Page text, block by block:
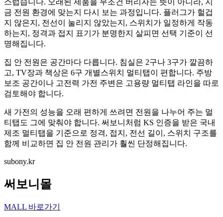
스럽습니다. 오래된 제품을 무조건 버리자는 뜻이 아니라, 지
금 전원 환경에 맞는지 다시 보는 과정입니다. 플러그가 헐겁
지 않은지, 전선이 눌리지 않았는지, 스위치가 일정하게 작동
하는지, 정격과 접지 표기가 분명한지 살피면 선택 기준이 선
명해집니다.
집 안 전원은 공간마다 다릅니다. 침실은 2구나 3구가 깔끔하
고, TV장과 책상은 6구 개별스위치 멀티탭이 편합니다. 주방
보조 공간이나 고전력 가전 주변은 고용량 멀티탭 라인을 따로
검토해야 합니다.
새 가전의 성능을 오래 편하게 쓰려면 전원을 나누어 주는 멀
티탭도 그에 맞춰야 합니다. 써보니처럼 KS 인증을 받은 국내
제조 멀티탭을 기준으로 정격, 접지, 전선 길이, 스위치 구조를
함께 비교하면 집 안 전원 관리가 훨씬 단정해집니다.
subony.kr
써보니몰
MALL 바로가기